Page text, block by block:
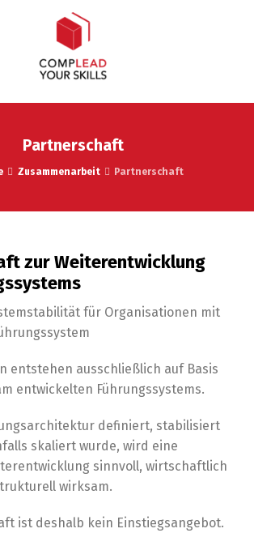
Partnerschaft
Zusammenarbeit Partnerschaft
zur Weiterentwicklung
für Organisationen mit
entstehen ausschließlich auf Basis
entwickelten Führungssystems.
definiert, stabilisiert
skaliert wurde, wird eine
sinnvoll, wirtschaftlich
wirksam.
ist deshalb kein Einstiegsangebot.